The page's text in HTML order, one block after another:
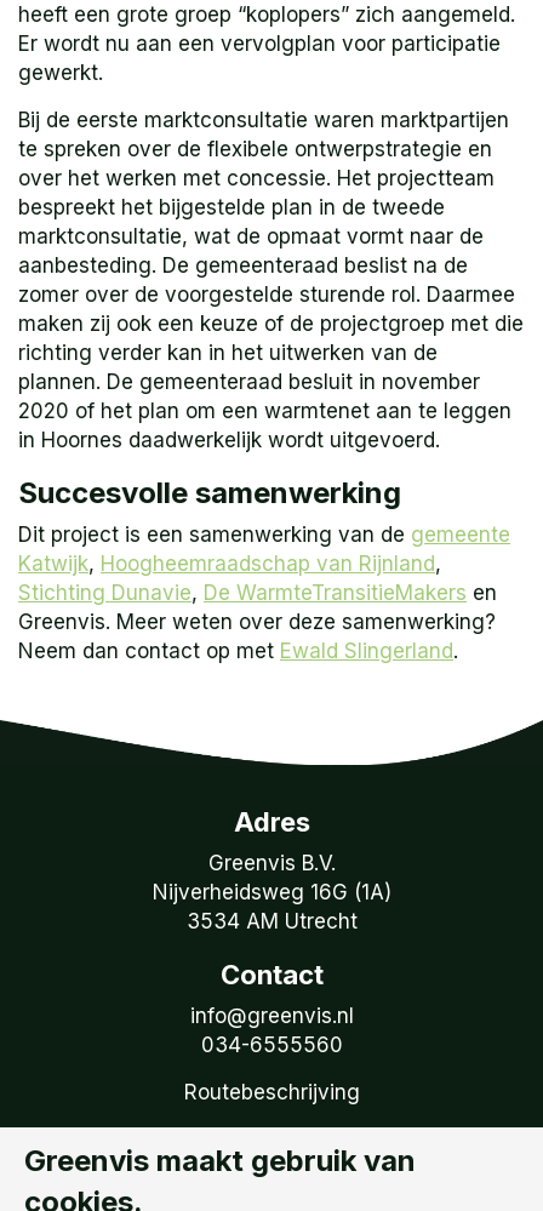
heeft een grote groep “koplopers” zich aangemeld.
Er wordt nu aan een vervolgplan voor participatie
gewerkt.
Bij de eerste marktconsultatie waren marktpartijen
te spreken over de flexibele ontwerpstrategie en
over het werken met concessie. Het projectteam
bespreekt het bijgestelde plan in de tweede
marktconsultatie, wat de opmaat vormt naar de
aanbesteding. De gemeenteraad beslist na de
zomer over de voorgestelde sturende rol. Daarmee
maken zij ook een keuze of de projectgroep met die
richting verder kan in het uitwerken van de
plannen. De gemeenteraad besluit in november
2020 of het plan om een warmtenet aan te leggen
in Hoornes daadwerkelijk wordt uitgevoerd.
Succesvolle samenwerking
Dit project is een samenwerking van de gemeente
Katwijk, Hoogheemraadschap van Rijnland,
Stichting Dunavie, De WarmteTransitieMakers en
Greenvis. Meer weten over deze samenwerking?
Neem dan contact op met Ewald Slingerland.
Adres
Greenvis B.V.
Nijverheidsweg 16G (1A)
3534 AM Utrecht
Contact
info@greenvis.nl
034-6555560
Routebeschrijving
Volg Greenvis
Ontvang onze tweemaandelijkse nieuwsbrief
Greenvis maakt gebruik van
cookies.